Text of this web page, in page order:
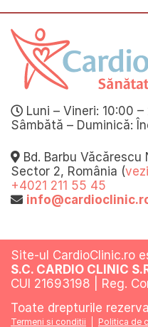
Luni – Vineri: 10:00
Sâmbătă – Duminică:
Bd. Barbu
Sector 2, România (
+4021 211 55 45
Site-ul CardioClinic.ro
S.C. CARDIO CLINIC
CUI 21693198 | Reg.
Toate drepturile
Termeni si conditii Politica de